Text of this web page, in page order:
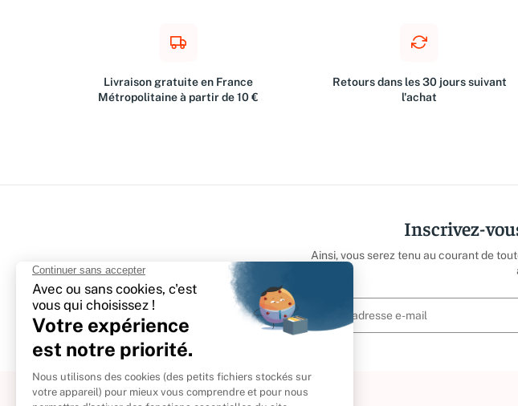
Livraison gratuite en France
Métropolitaine à partir de 10 €
Retours dans les 30 jours suivant
l'achat
Inscrivez-
Ainsi, vous serez tenu au courant de